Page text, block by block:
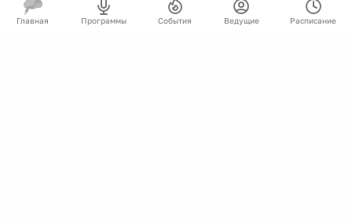
Главная Программы События Ведущие Расписание